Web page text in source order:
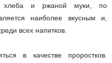
хлеба и ржаной муки, по
наиболее вкусным и,
всех напитков.
в качестве проростков.